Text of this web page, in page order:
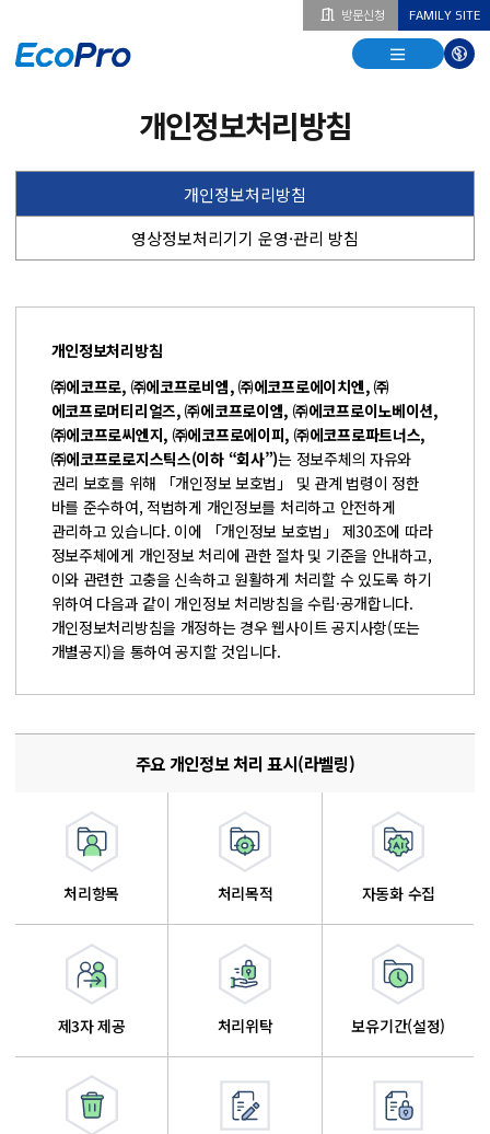
방문신청 FAMILY SITE
열기
열기
다국어
개인정보처리방침
개인정보처리방침
영상정보처리기기 운영·관리 방침
개인정보처리방침
㈜에코프로, ㈜에코프로비엠, ㈜에코프로에이치엔, ㈜
에코프로머티리얼즈, ㈜에코프로이엠, ㈜에코프로이노베이션,
㈜에코프로씨엔지, ㈜에코프로에이피, ㈜에코프로파트너스,
㈜에코프로로지스틱스(이하 “회사”)는 정보주체의 자유와
권리 보호를 위해 「개인정보 보호법」 및 관계 법령이 정한
바를 준수하여, 적법하게 개인정보를 처리하고 안전하게
관리하고 있습니다. 이에 「개인정보 보호법」 제30조에 따라
정보주체에게 개인정보 처리에 관한 절차 및 기준을 안내하고,
이와 관련한 고충을 신속하고 원활하게 처리할 수 있도록 하기
위하여 다음과 같이 개인정보 처리방침을 수립·공개합니다.
개인정보처리방침을 개정하는 경우 웹사이트 공지사항(또는
개별공지)을 통하여 공지할 것입니다.
주요 개인정보 처리 표시(라벨링)
처리항목 처리목적 자동화 수집
제3자 제공 처리위탁 보유기간(설정)